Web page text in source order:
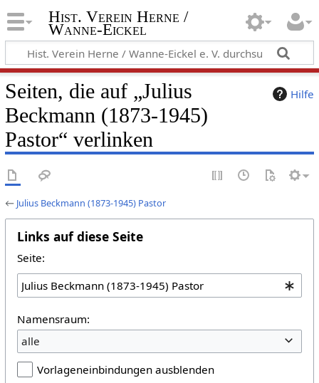
Hist. Verein Herne /
Wanne-Eickel
Hilfe
Seiten, die auf „Julius
Beckmann (1873-1945)
Pastor“ verlinken
← Julius Beckmann (1873-1945) Pastor
Links auf diese Seite
Seite:
Namensraum:
alle
Vorlageneinbindungen ausblenden